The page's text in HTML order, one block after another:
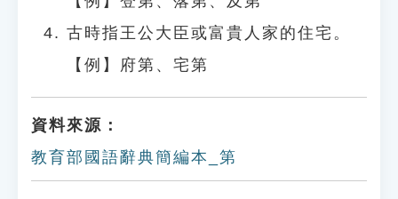
古時指王公大臣或富貴人家的住宅。
【例】府第、宅第
資料來源：
教育部國語辭典簡編本_第